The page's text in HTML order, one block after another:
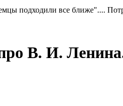
подходили все ближе"....
В. И.